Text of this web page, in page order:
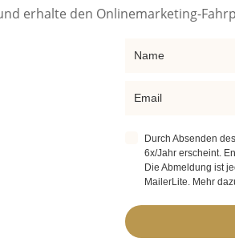
erhalte den Onlinemarketing-
Durch Absenden
6x/Jahr erscheint.
Die Abmeldung ist
MailerLite. Mehr